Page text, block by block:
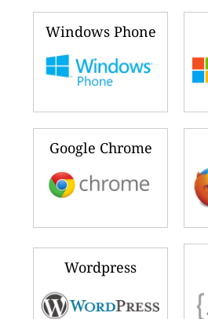
Windows Phone
Google Chrome
Wordpress